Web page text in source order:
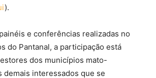
).
e conferências realizadas no
do Pantanal, a participação está
dos municípios mato-
demais interessados que se